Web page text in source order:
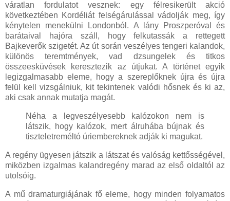
váratlan fordulatot vesznek: egy félresikerült akció
következtében Kordéliát felségárulással vádolják meg, így
kénytelen menekülni Londonból. A lány Proszperóval és
barátaival hajóra száll, hogy felkutassák a rettegett
Bajkeverők szigetét. Az út során veszélyes tengeri kalandok,
különös teremtmények, vad dzsungelek és titkos
összeesküvések keresztezik az útjukat. A történet egyik
legizgalmasabb eleme, hogy a szereplőknek újra és újra
felül kell vizsgálniuk, kit tekintenek valódi hősnek és ki az,
aki csak annak mutatja magát.
Néha a legveszélyesebb kalózokon nem is
látszik, hogy kalózok, mert álruhába bújnak és
tiszteletreméltó úriembereknek adják ki magukat.
A regény ügyesen játszik a látszat és valóság kettősségével,
miközben izgalmas kalandregény marad az első oldaltól az
utolsóig.
A mű dramaturgiájának fő eleme, hogy minden folyamatos